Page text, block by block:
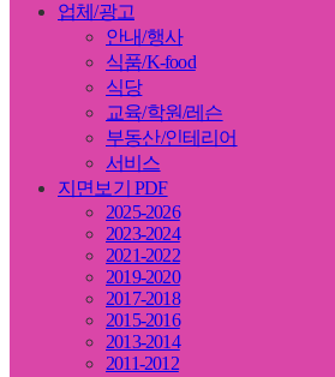
업체/광고
안내/행사
식품/K-food
식당
교육/학원/레슨
부동산/인테리어
서비스
지면보기 PDF
2025-2026
2023-2024
2021-2022
2019-2020
2017-2018
2015-2016
2013-2014
2011-2012